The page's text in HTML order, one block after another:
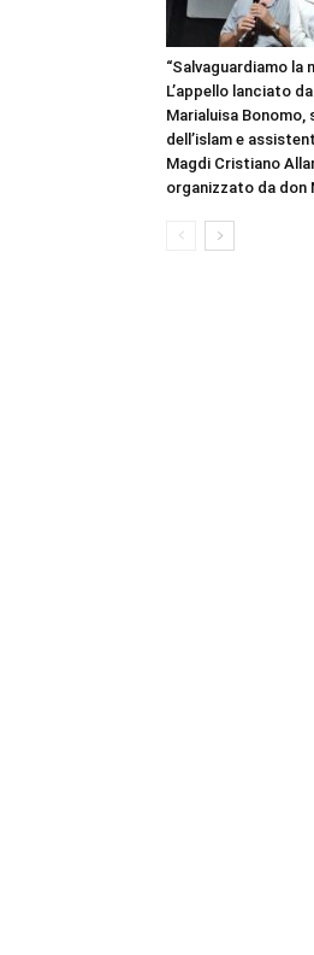
“Salvaguardiamo la
L’appello lanciato
Marialuisa Bonomo,
dell’islam e
Magdi Cristiano
organizzato da don